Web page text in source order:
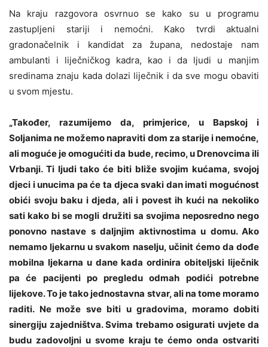
Na kraju razgovora osvrnuo se kako su u programu
zastupljeni stariji i nemoćni. Kako tvrdi aktualni
gradonačelnik i kandidat za župana, nedostaje nam
ambulanti i liječničkog kadra, kao i da ljudi u manjim
sredinama znaju kada dolazi liječnik i da sve mogu obaviti
u svom mjestu.
„Također, razumijemo da, primjerice, u Bapskoj i
Soljanima ne možemo napraviti dom za starije i nemoćne,
ali moguće je omogućiti da bude, recimo, u Drenovcima ili
Vrbanji. Ti ljudi tako će biti bliže svojim kućama, svojoj
djeci i unucima pa će ta djeca svaki dan imati mogućnost
obići svoju baku i djeda, ali i povest ih kući na nekoliko
sati kako bi se mogli družiti sa svojima neposredno nego
ponovno nastave s daljnjim aktivnostima u domu. Ako
nemamo ljekarnu u svakom naselju, učinit ćemo da dođe
mobilna ljekarna u dane kada ordinira obiteljski liječnik
pa će pacijenti po pregledu odmah podići potrebne
lijekove. To je tako jednostavna stvar, ali na tome moramo
raditi. Ne može sve biti u gradovima, moramo dobiti
sinergiju zajedništva. Svima trebamo osigurati uvjete da
budu zadovoljni u svome kraju te ćemo onda ostvariti